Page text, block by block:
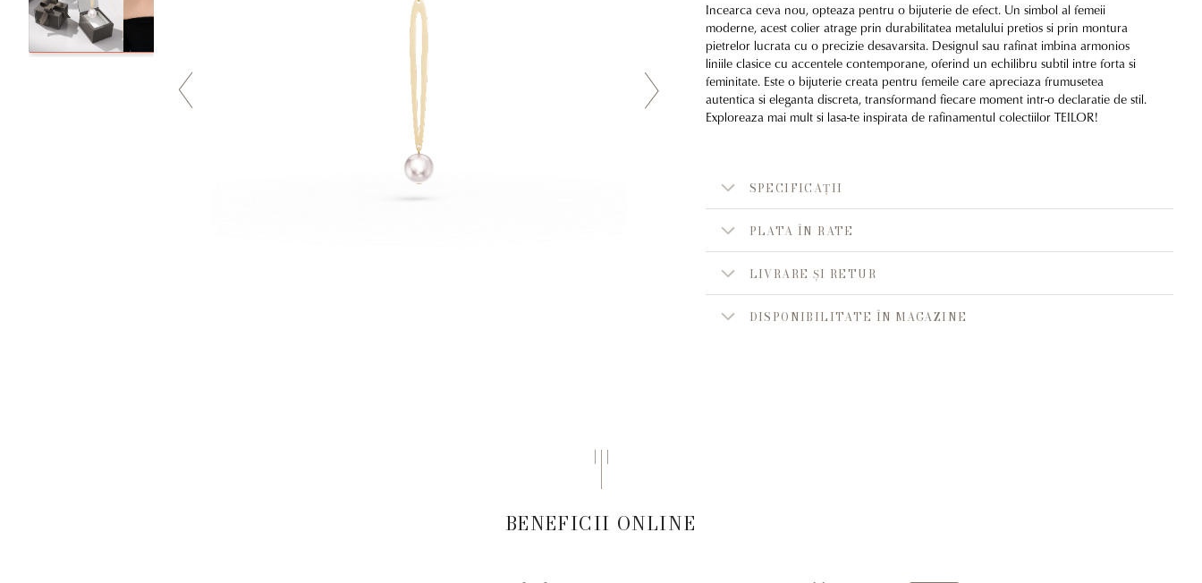
Incearca ceva nou, opteaza pentru o bijuterie de efect. Un simbol al femeii
moderne, acest colier atrage prin durabilitatea metalului pretios si prin montura
pietrelor lucrata cu o precizie desavarsita. Designul sau rafinat imbina armonios
liniile clasice cu accentele contemporane, oferind un echilibru subtil intre forta si
feminitate. Este o bijuterie creata pentru femeile care apreciaza frumusetea
autentica si eleganta discreta, transformand fiecare moment intr-o declaratie de stil.
Exploreaza mai mult si lasa-te inspirata de rafinamentul colectiilor TEILOR!
SPECIFICAȚII
PLATA ÎN RATE
LIVRARE ȘI RETUR
DISPONIBILITATE ÎN MAGAZINE
BENEFICII ONLINE